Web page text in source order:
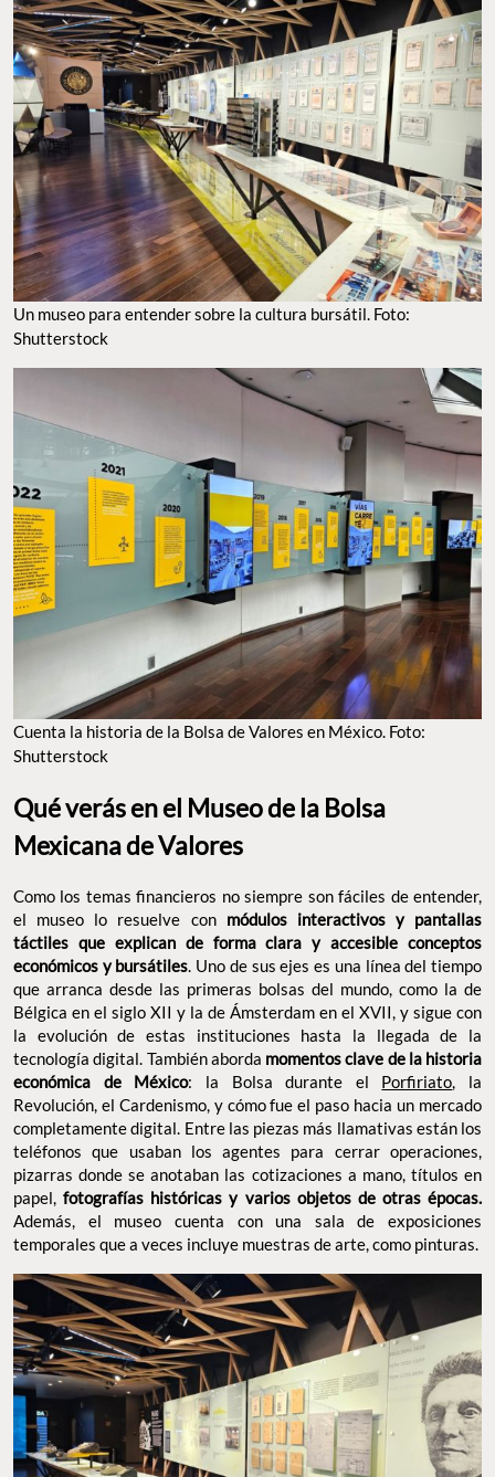
Un museo para entender sobre la cultura bursátil. Foto:
Shutterstock
Cuenta la historia de la Bolsa de Valores en México. Foto:
Shutterstock
Qué verás en el Museo de la Bolsa
Mexicana de Valores
Como los temas financieros no siempre son fáciles de entender,
el museo lo resuelve con módulos interactivos y pantallas
táctiles que explican de forma clara y accesible conceptos
económicos y bursátiles. Uno de sus ejes es una línea del tiempo
que arranca desde las primeras bolsas del mundo, como la de
Bélgica en el siglo XII y la de Ámsterdam en el XVII, y sigue con
la evolución de estas instituciones hasta la llegada de la
tecnología digital. También aborda momentos clave de la historia
económica de México: la Bolsa durante el Porfiriato, la
Revolución, el Cardenismo, y cómo fue el paso hacia un mercado
completamente digital. Entre las piezas más llamativas están los
teléfonos que usaban los agentes para cerrar operaciones,
pizarras donde se anotaban las cotizaciones a mano, títulos en
papel,fotografías históricas y varios objetos de otras épocas.
Además, el museo cuenta con una sala de exposiciones
temporales que a veces incluye muestras de arte, como pinturas.